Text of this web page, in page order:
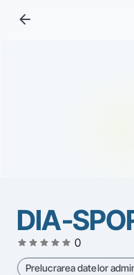
arrow_back
DIA-
star star star star star 0